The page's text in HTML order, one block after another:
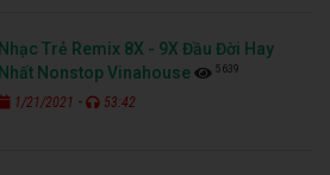
Nhạc Trẻ Remix 8X - 9X Đầu Đời Hay
Nhất Nonstop Vinahouse
5639
1/21/2021 - 53:42